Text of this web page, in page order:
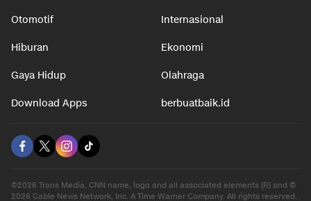
Otomotif Internasional
Hiburan Ekonomi
Gaya Hidup Olahraga
Download Apps berbuatbaik.id
©2026 Trans Media, CNN name, logo and all associated elements (R) and ©
2026 Cable News Network, Inc. A Time Warner Company. All rights reserved.